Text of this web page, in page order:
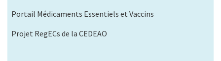
Portail Médicaments Essentiels et Vaccins
Projet RegECs de la CEDEAO